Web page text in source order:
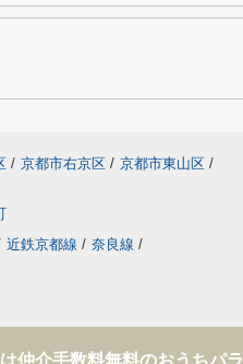
/ 京都市右京区 / 京都市東山区 /
近鉄京都線 / 奈良線 /
仲介手数料無料のおうちパラ